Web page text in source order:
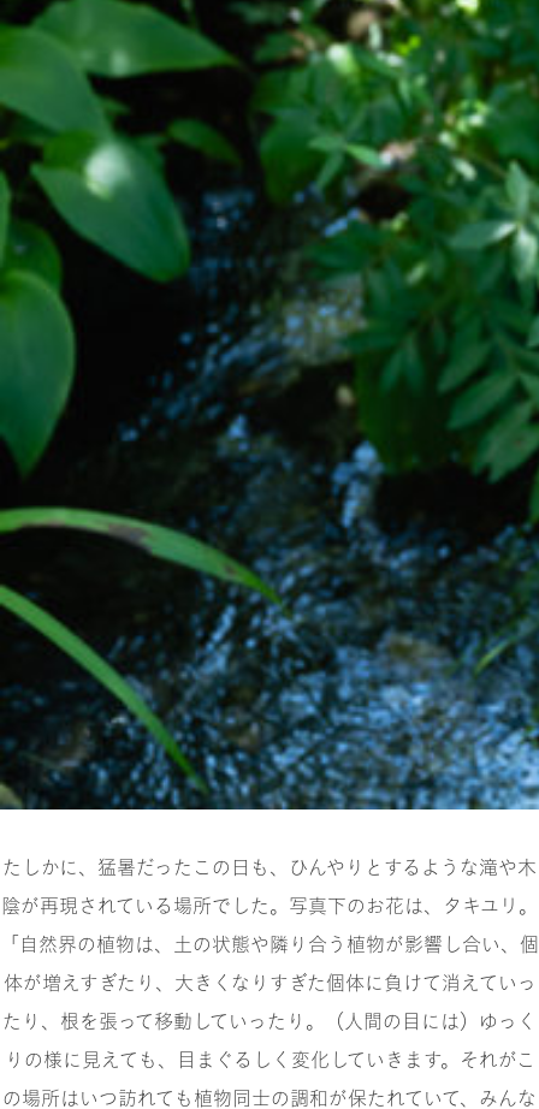
たしかに、猛暑だったこの日も、ひんやりとするような滝や木
陰が再現されている場所でした。写真下のお花は、タキユリ。
「自然界の植物は、土の状態や隣り合う植物が影響し合い、個
体が増えすぎたり、大きくなりすぎた個体に負けて消えていっ
たり、根を張って移動していったり。（人間の目には）ゆっく
りの様に見えても、目まぐるしく変化していきます。それがこ
の場所はいつ訪れても植物同士の調和が保たれていて、みんな